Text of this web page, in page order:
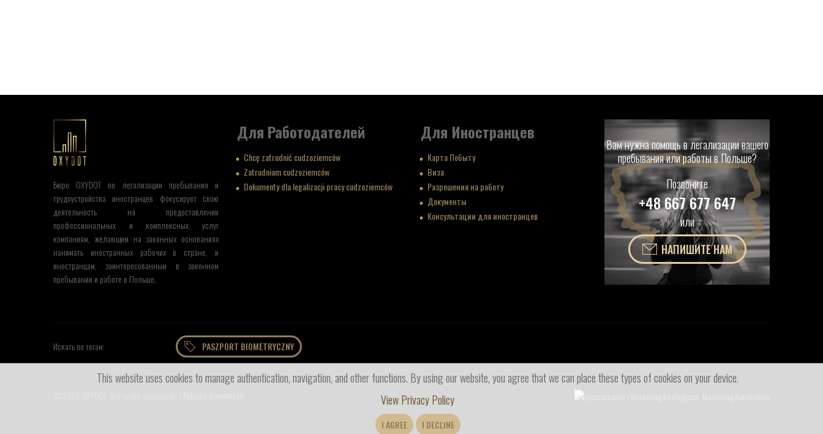
Бюро OXYDOT по легализации пребывания и
трудоустройства иностранцев фокусирует свою
деятельность на предоставлении
профессиональных и комплексных услуг
компаниям, желающим на законных основаниях
нанимать иностранных рабочих в стране, и
иностранцам, заинтересованным в законном
пребывании и работе в Польше.
Для Работодателей
Chcę zatrudnić cudzoziemców
Zatrudniam cudzoziemców
Dokumenty dla legalizacji pracy cudzoziemców
Для Иностранцев
Карта Побыту
Виза
Разрешения на работу
Документы
Консультации для иностранцев
Вам нужна помощь в легализации вашего
пребывания или работы в Польше?
Позвоните
+48 667 677 647
или
НАПИШИТЕ НАМ
Искать по тегам: PASZPORT BIOMETRYCZNY
This website uses cookies to manage authentication, navigation, and other functions. By using our website, you agree that we can place these types of cookies on your device.
View Privacy Policy
I AGREE I DECLINE